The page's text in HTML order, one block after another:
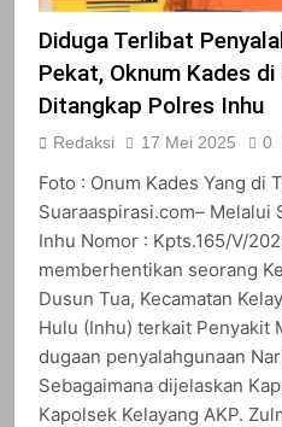
Diduga Terlibat
Pekat, Oknum Kades
Ditangkap Polres Inhu
Redaksi 17 Mei 2025 0
Foto : Onum Kades Yang di
Suaraaspirasi.com– Melalui
Inhu Nomor : Kpts.165/V/
memberhentikan seorang
Dusun Tua, Kecamatan
Hulu (Inhu) terkait Penyakit
dugaan penyalahgunaan
Sebagaimana dijelaskan
Kapolsek Kelayang AKP.